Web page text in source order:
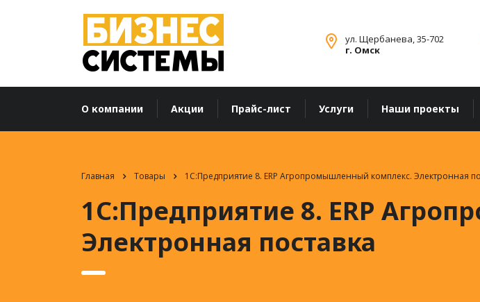
ул. Щербанева, 35-702
г. Омск
О компании Акции Прайс-лист Услуги Наши проекты
Главная Товары 1С:Предприятие 8. ERP Агропромышленный комплекс. Электронная
1С:Предприятие 8. ERP
Электронная поставка